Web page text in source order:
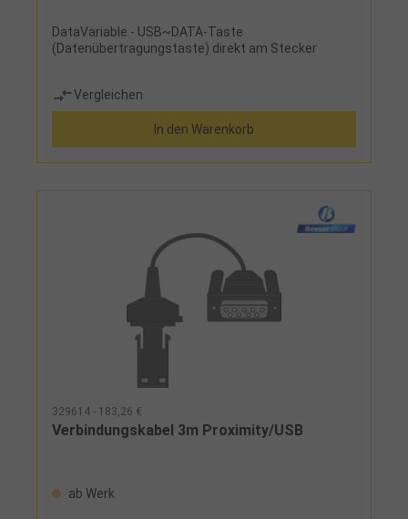
DataVariable - USB~DATA-Taste
(Datenübertragungstaste) direkt am Stecker
Vergleichen
In den Warenkorb
329614 - 183,26 €
Verbindungskabel 3m Proximity/USB
ab Werk